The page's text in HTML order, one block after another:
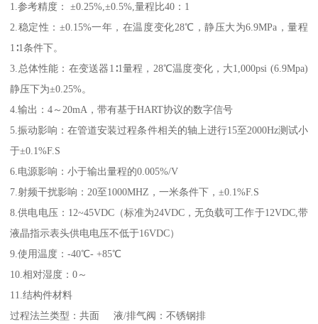
1.参考精度： ±0.25%,±0.5%,量程比40：1
2.稳定性：±0.15%一年，在温度变化28℃，静压大为6.9MPa，量程
1∶1条件下。
3.总体性能：在变送器1∶1量程，28℃温度变化，大1,000psi (6.9Mpa)
静压下为±0.25%。
4.输出：4～20mA，带有基于HART协议的数字信号
5.振动影响：在管道安装过程条件相关的轴上进行15至2000Hz测试小
于±0.1%F.S
6.电源影响：小于输出量程的0.005%/V
7.射频干扰影响：20至1000MHZ，一米条件下，±0.1%F.S
8.供电电压：12~45VDC（标准为24VDC，无负载可工作于12VDC,带
液晶指示表头供电电压不低于16VDC）
9.使用温度：-40℃- +85℃
10.相对湿度：0～
11.结构件材料
过程法兰类型：共面 液/排气阀：不锈钢排